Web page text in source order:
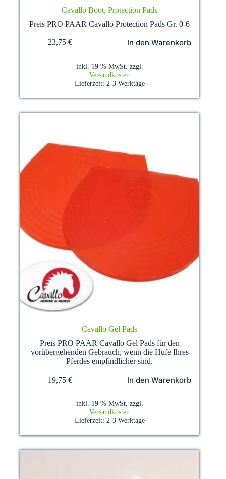
Cavallo Boot, Protection Pads
Preis PRO PAAR Cavallo Protection Pads Gr. 0-6
23,75 € In den Warenkorb
inkl. 19 % MwSt. zzgl.
Versandkosten
Lieferzeit: 2-3 Werktage
Cavallo Gel Pads
Preis PRO PAAR Cavallo Gel Pads für den
vorübergehenden Gebrauch, wenn die Hufe Ihres
Pferdes empfindlicher sind.
19,75 € In den Warenkorb
inkl. 19 % MwSt. zzgl.
Versandkosten
Lieferzeit: 2-3 Werktage